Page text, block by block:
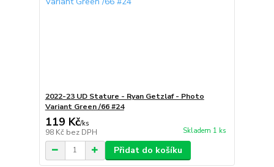
2022-23 UD Stature - Ryan Getzlaf - Photo
Variant Green /66 #24
119 Kč/ks
98 Kč bez DPH Skladem 1 ks
Přidat do košíku